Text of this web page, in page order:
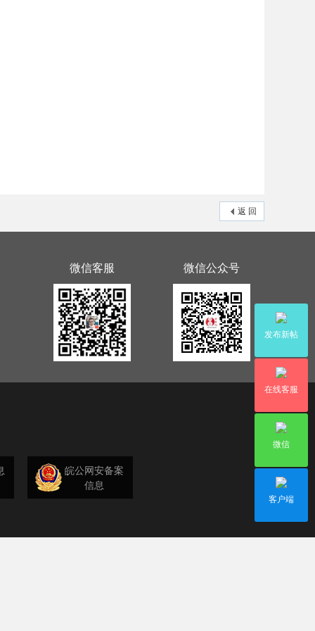
返 回
发布新帖
在线客服
微信
客户端
微信客服 微信公众号
皖公网安备案
信息